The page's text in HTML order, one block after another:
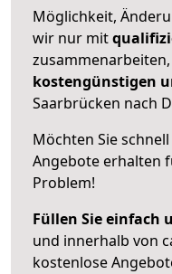
Möglichkeit,
wir nur mit
kostengünstigen
Saarbrücken nach
Möchten Sie
Angebote erhalten
Problem!
Füllen Sie einfach
und innerhalb von
kostenlose